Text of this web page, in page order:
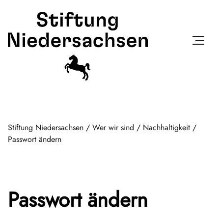
Stiftung Niedersachsen / Wer wir sind / Nachhaltigkeit /
Passwort ändern
Passwort ändern